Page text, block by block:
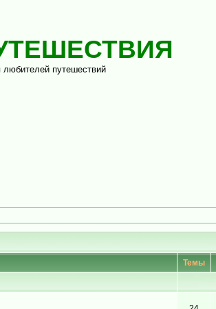
любителей путешествий
Темы